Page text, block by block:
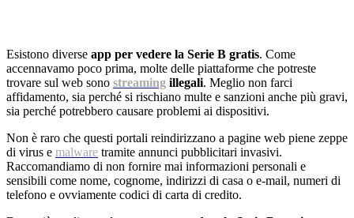
Esistono diverse app per vedere la Serie B gratis. Come
accennavamo poco prima, molte delle piattaforme che potreste
trovare sul web sono streaming illegali. Meglio non farci
affidamento, sia perché si rischiano multe e sanzioni anche più gravi,
sia perché potrebbero causare problemi ai dispositivi.
Non è raro che questi portali reindirizzano a pagine web piene zeppe
di virus e malware tramite annunci pubblicitari invasivi.
Raccomandiamo di non fornire mai informazioni personali e
sensibili come nome, cognome, indirizzi di casa o e-mail, numeri di
telefono e ovviamente codici di carta di credito.